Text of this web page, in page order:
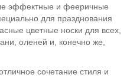
эффектные и фееричные
для празднования
цветные носки для всех,
оленей и, конечно же,
сочетание стиля и